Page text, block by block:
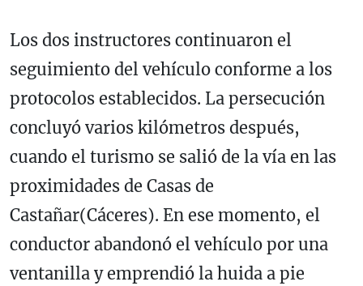
Los dos instructores continuaron el
seguimiento del vehículo conforme a los
protocolos establecidos. La persecución
concluyó varios kilómetros después,
cuando el turismo se salió de la vía en las
proximidades de Casas de
Castañar(Cáceres). En ese momento, el
conductor abandonó el vehículo por una
ventanilla y emprendió la huida a pie